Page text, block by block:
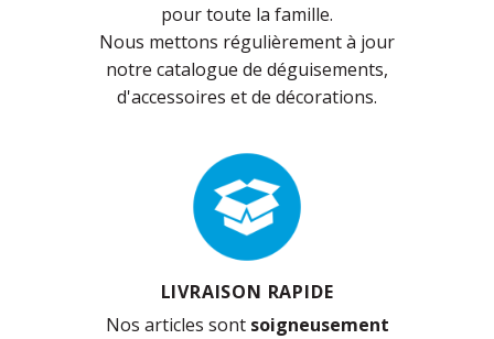
pour toute la famille.
Nous mettons régulièrement à jour
notre catalogue de déguisements,
d'accessoires et de décorations.
LIVRAISON RAPIDE
Nos articles sont soigneusement